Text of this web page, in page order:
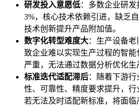
研发投入意愿低：多数企业研
3%，核心技术依赖引进，缺乏
技术创新提升产品附加值。
数字化转型难度大：生产设备
致企业难以实现生产过程的智
严重，无法通过数据分析优化生
标准迭代适配滞后：随着下游
性、可靠性、精度要求提升，
若无法及时适配新标准，将面